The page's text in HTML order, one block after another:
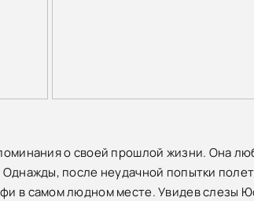
о своей прошлой жизни. Она
после неудачной попытки
в самом людном месте. Увидев слезы